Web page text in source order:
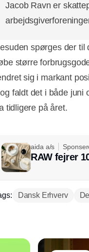
Jacob Ravn er
spørges der til
større
sig i markant
faldt det i både juni
tidligere på året.
aida a/s
RAW fejrer
Dansk Erhverv